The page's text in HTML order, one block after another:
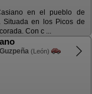
en el pueblo de
Situada en los Picos de
Con c ...
(León)